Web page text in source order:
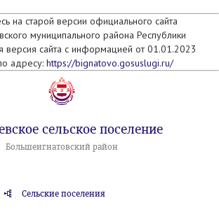
на старой версии официального сайта
муниципального района Республики
сайта с информацией от 01.01.2023
адресу: https://bignatovo.gosuslugi.ru/
сельское поселение
Большеигнатовский район
Сельские поселения